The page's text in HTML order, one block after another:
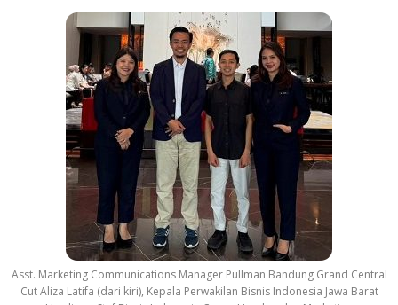
Asst. Marketing Communications Manager Pullman Bandung Grand Central
Cut Aliza Latifa (dari kiri), Kepala Perwakilan Bisnis Indonesia Jawa Barat